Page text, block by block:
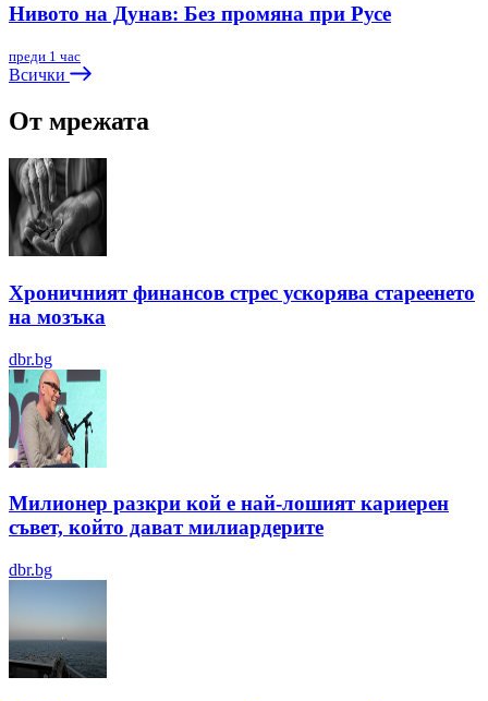
Нивото на Дунав: Без промяна при Русе
преди 1 час
Всички
От мрежата
Хроничният финансов стрес ускорява стареенето
на мозъка
dbr.bg
Милионер разкри кой е най-лошият кариерен
съвет, който дават милиардерите
dbr.bg